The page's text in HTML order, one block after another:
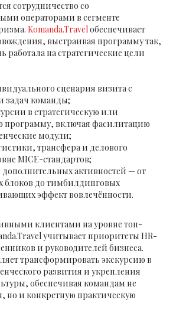
сотрудничество со
операторами в сегменте
Komanda.Travel обеспечивает
выстраивая программу так,
работала на стратегические цели
сценария визита с
задач команды;
в стратегическую или
программу, включая фасилитацию
модули;
трансфера и делового
MICE-стандартов;
активностей — от
блоков до тимбилдинговых
эффект вовлечённости.
клиентами на уровне топ-
учитывает приоритеты HR-
и руководителей бизнеса.
трансформировать экскурсию в
развития и укрепления
обеспечивая командам не
но и конкретную практическую